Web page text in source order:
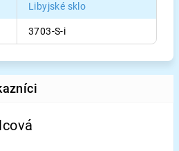
Libyjské sklo
3703-S-i
je 5 z 5 hvězdiček.